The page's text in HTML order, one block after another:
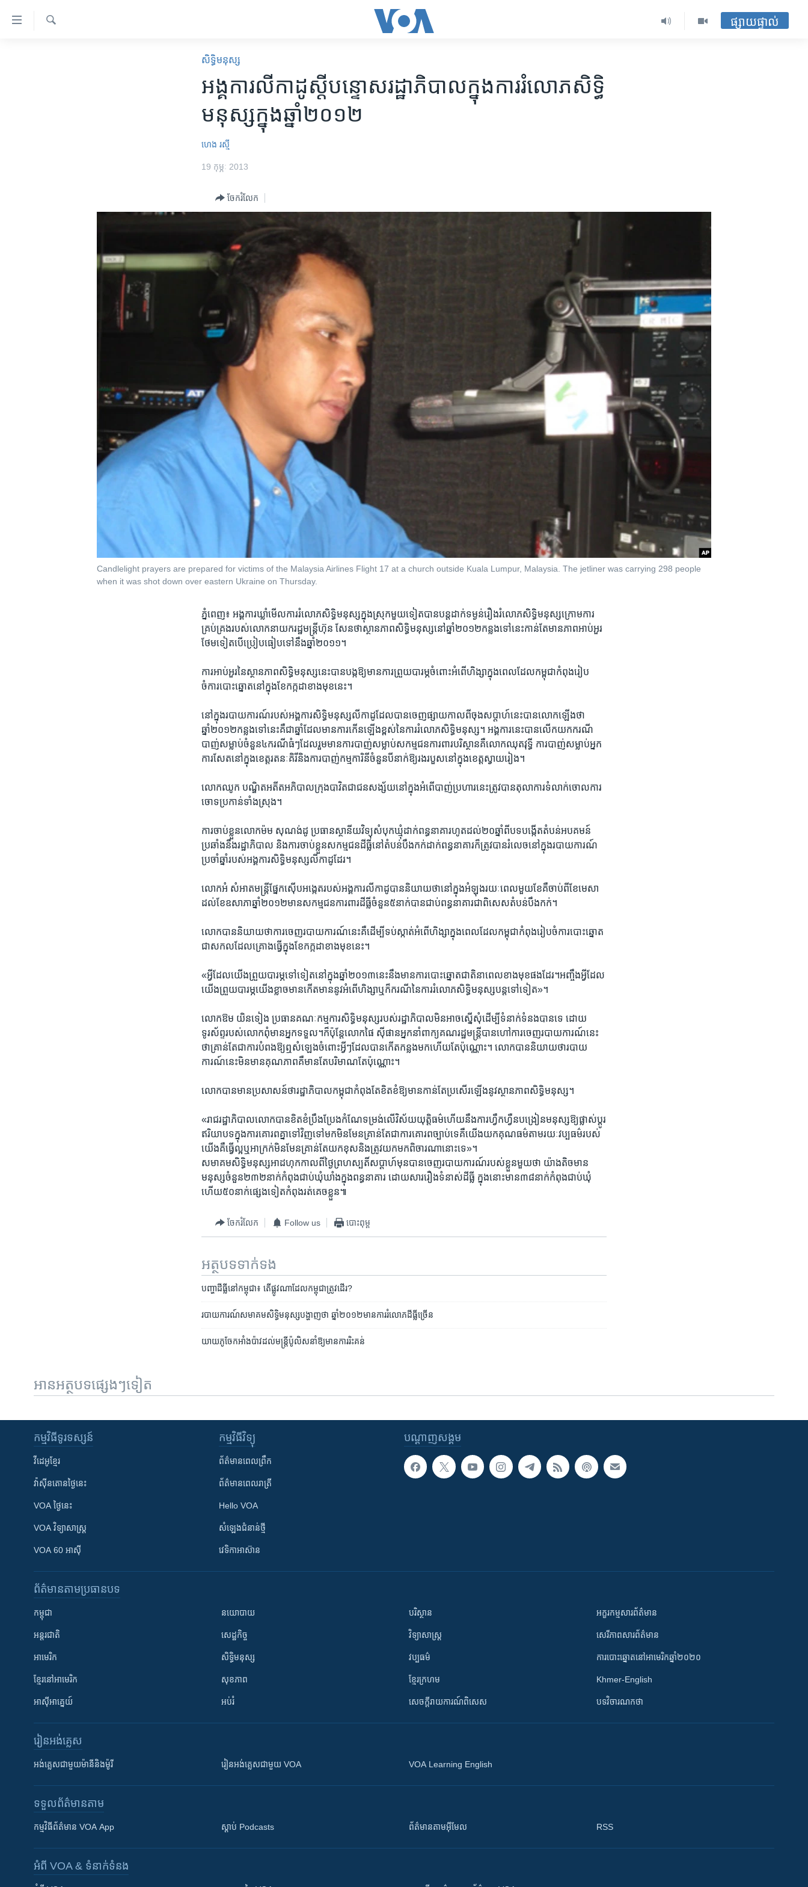
ទៅ​
ផ្សាយផ្ទាល់
សិទ្ធិ​មនុស្ស
អង្គការ​លីកាដូ​ស្តីបន្ទោស​រដ្ឋាភិបាល​ក្នុង​ការរំលោភសិទ្ធិ​
មនុស្ស​ក្នុង​ឆ្នាំ​២០១២
ហេង រស្មី
19 កុម្ភៈ 2013
ចែករំលែក
Candlelight prayers are prepared for victims of the Malaysia Airlines Flight 17 at a church outside Kuala Lumpur, Malaysia. The jetliner was carrying 298 people
when it was shot down over eastern Ukraine on Thursday.
ភ្នំពេញ៖​ អង្គការ​ឃ្លាំមើល​ការ​រំលោភ​សិទ្ធិមនុស្ស​ក្នុង​ស្រុក​មួយទៀត​បាន​បន្ត​ដាក់​ទម្ងន់​រឿង​រំលោភ​សិទ្ធិ​មនុស្ស​ក្រោម​ការ​
គ្រប់គ្រង​របស់​លោក​នាយក​រដ្ឋមន្ត្រី​ហ៊ុន សែន​ថា​ស្ថានភាព​សិទ្ធិមនុស្ស​នៅ​ឆ្នាំ​២០១២​កន្លង​ទៅ​នេះ​កាន់​តែ​មាន​ភាព​អាប់​អួរ​
ថែម​ទៀត​បើប្រៀប​ធៀប​ទៅ​នឹង​ឆ្នាំ​២០១១។​
ការ​អាប់​អួរ​នៃ​ស្ថាន​ភាព​សិទ្ធិ​មនុស្ស​នេះ​បាន​បង្ក​ឱ្យមាន​ការ​ព្រួយ​បារម្ភ​ចំពោះ​អំពើ​ហិង្សា​ក្នុងពេល​ដែល​កម្ពុជា​កំពុង​រៀប​
ចំការ​បោះឆ្នោត​នៅក្នុង​ខែ​កក្កដាខាង​មុខនេះ។​
នៅក្នុង​របាយការណ៍​របស់​អង្គការ​សិទ្ធិមនុស្ស​លីកាដូ​ដែល​បានចេញផ្សាយ​កាល​ពី​ចុង​សប្តាហ៍​នេះ​បាន​លោក​ឡើង​ថា​
ឆ្នាំ២០១២​កន្លង​ទៅនេះ​គឺជា​ឆ្នាំ​ដែល​មានការ​កើន​ឡើង​ខ្ពស់​នៃ​ការ​រំលោភ​សិទ្ធិ​មនុស្ស។ ​អង្គការ​នេះ​បាន​លើក​យក​ករណី​
បាញ់​សម្លាប់​ចំនួន​៤​ករណី​ធំៗ​ដែល​រួមមាន​ការ​បាញ់​សម្លាប់​សកម្មជន​ការ​ពារ​បរិស្ថាន​គឺលោក​ឈុត​វុទ្ធី ​ការបាញ់​សម្លាប់​អ្នក
ការ​សែត​នៅ​ក្នុង​ខេត្ត​រតនៈគិរី​និង​ការ​បាញ់​កម្មការិនី​ចំនួន​បី​នាក់​ឱ្យរង​របួស​នៅ​ក្នុង​ខេត្ត​ស្វាយរៀង​។
លោក​ឈូក បណ្ឌិត​អតីត​អភិបាល​ក្រុង​បាវិត​ជាជន​សង្ស័យ​នៅ​ក្នុង​អំពើ​បាញ់​ប្រហារ​នេះ​ត្រូវបាន​តុលាការ​ទំលាក់​ចោល​ការ​
ចោទ​ប្រកាន់​ទាំង​ស្រុង។​
ការ​ចាប់​ខ្លួន​លោក​ម៉ម សុណង់ដូ​ ប្រធាន​ស្ថានីយ​វិទ្យុ​សំបុក​ឃ្មុំ​ដាក់​ពន្ធនាគា​រហូត​ដល់​២០​ឆ្នាំ​ពី​បទ​បង្កើត​តំបន់​អបគមន៍​
ប្រឆាំង​នឹង​រដ្ឋាភិបាល​ និង​ការ​ចាប់​ខ្លួន​សកម្មជន​ដីធ្លី​នៅ​តំបន់​បឹង​កក់​ដាក់​ពន្ធនាគារ​ក៏​ត្រូវ​បាន​រំលេច​នៅ​ក្នុង​របាយការណ៍​
ប្រចាំឆ្នាំ​របស់​អង្គការ​សិទ្ធិមនុស្ស​លី​កាដូដែរ។​
លោក​អំ សំអាត​មន្ត្រី​ផ្នែក​ស៊ើប​អង្កេត​របស់​អង្គការ​លីកាដូ​បាន​និយាយ​ថា​នៅក្នុង​អំឡុង​រយៈពេល​មួយ​ខែគឺ​ចាប់​ពី​ខែ​មេសា​
ដល់​ខែឧសាភា​ឆ្នាំ​២០១២​មាន​សកម្មជន​ការពារ​ដីធ្លីចំនួន​៥នាក់​បានជាប់​ពន្ធនាគារ​ជាពិសេស​តំបន់​បឹងកក់។​
លោក​បាន​និយាយ​ថា​ការ​ចេញ​របាយការណ៍​នេះ​គឺដើម្បី​ទប់ស្កាត់​អំពើ​ហិង្សា​ក្នុង​ពេល​ដែល​កម្ពុជា​កំពុង​រៀប​ចំការ​បោះ​ឆ្នោត​
ជាសកល​ដែល​គ្រោង​ធ្វើ​ក្នុង​ខែកក្កដា​ខាង​មុខនេះ។​
«អ្វី​ដែល​យើង​ព្រួយ​បារម្ភ​ទៅទៀត​នៅ​ក្នុង​ឆ្នាំ​២០១៣​នេះ​នឹង​មាន​ការ​បោះ​ឆ្នោត​ជាតិ​នាពេល​ខាង​មុខផង​ដែរ​។​អញ្ចឹងអ្វី​ដែល​
យើង​ព្រួយ​បារម្ភ​យើង​ខ្លាច​មាន​កើត​មាន​នូវ​អំពើ​ហិង្សា​ឬ​ក៏​ករណី​នៃ​ការ​រំលោភ​សិទ្ធិ​មនុស្ស​បន្តទៅ​ទៀត»។​
លោក​ឱម យិនទៀង​ ប្រធាន​គណៈ​កម្មការ​សិទ្ធិ​មនុស្ស​របស់​រដ្ឋាភិបាល​មិន​អាច​ស្នើ​សុំ​ដើម្បី​ទំនាក់​ទំនង​បាន​ទេ​ ដោយ​
ទូរស័ព្ទ​របស់​លោក​ពុំមាន​អ្នក​ទទួល។​ក៏ប៉ុន្តែ​លោក​ផៃ ស៊ីផាន​អ្នក​នាំពាក្យ​គណ​រដ្ឋ​មន្ត្រី​បាន​ហៅ​ការ​ចេញ​របាយ​ការណ៍​នេះ​
ថា​គ្រាន់​តែ​ជា​ការ​បំពង​ឱ្យឮសំឡេង​ចំពោះអ្វីៗ​ដែល​បាន​កើត​កន្លង​មក​ហើយ​តែ​ប៉ុណ្ណោះ។ លោក​បាន​និយាយថា​របាយ
ការណ៍នេះ​មិនមាន​គុណភាព​គឺ​មាន​តែ​បរិមាណ​តែ​ប៉ុណ្ណោះ​។​
លោក​បាន​មានប្រសាសន៍ថា​រដ្ឋាភិបាល​កម្ពុជា​កំពុង​តែ​ខិតខំ​ឱ្យ​មាន​កាន់​តែ​ប្រសើរ​ឡើង​នូវ​ស្ថានភាព​សិទ្ធិ​មនុស្ស។​
«រាជរដ្ឋាភិបាល​លោក​បាន​ខិតខំ​ប្រឹង​ប្រែង​កំណែ​ទម្រង់​លើ​វិស័យ​យុត្តិធម៌​ហើយនឹង​ការ​ហ្វឹក​ហ្វឺន​បង្រៀន​មនុស្ស​ឱ្យផ្លាស់​ប្តូរ​
ឥរិយាបទ​ក្នុង​ការ​គោរព​គ្នា​ទៅវិញ​ទៅមក​មិន​មែន​គ្រាន់​តែជាការ​គោរព​ច្បាប់​ទេ​គឺយើង​យក​គុណធម៌​តាម​រយៈ​វប្បធម៌​របស់​
យើង​គឺ​ធ្វើ​ល្អឬ​អាក្រក់​មិន​មែន​គ្រាន់​តែ​យក​ខុសនិង​ត្រូវ​យក​មក​ពិចារណា​នោះទេ»។​
សមាគម​សិទ្ធិមនុស្ស​អាដហុក​កាលពី​ថ្ងៃ​ព្រហស្បតិ៍​សប្តាហ៍មុនបាន​ចេញ​របាយ​ការណ៍​របស់​ខ្លួន​មួយថា​ យ៉ាង​តិចមាន​
មនុស្ស​ចំនួន​២៣២​នាក់​កំពុង​ជាប់​ឃុំ​ឃាំង​ក្នុង​ពន្ធនាគារ ​ដោយ​សារ​រឿង​ទំនាស់​ដី​ធ្លី​ ក្នុង​នោះ​មាន​៣៨​នាក់​កំពុង​ជាប់​ឃុំ​
ហើយ​៥០​នាក់​ផ្សេង​ទៀត​កំពុង​រត់​គេច​ខ្លួន៕​
ចែករំលែក Follow us បោះពុម្ព
អត្ថបទ​ទាក់ទង
បញ្ហា​ដីធ្លី​នៅ​កម្ពុជា៖ តើ​ផ្លូវ​ណា​ដែល​កម្ពុជា​ត្រូវ​ដើរ?
របាយ​ការណ៍​សមាគម​សិទ្ធិ​មនុស្ស​បង្ហាញ​ថា ​ឆ្នាំ​២០១២​មាន​ការ​រំលោភដីធ្លី​ច្រើន​​
យាយភូ​ចែក​អាំង​ប៉ាវ​ដល់​មន្ត្រី​ប៉ូលិស​នាំ​ឱ្យ​មាន​ការរិះគន់​
អានអត្ថបទផ្សេងៗទៀត
បណ្តាញ​សង្គម
កម្មវិធី​ទូរទស្សន៍
វីដេអូ​ខ្មែរ
វ៉ាស៊ីនតោន​ថ្ងៃ​នេះ
VOA ថ្ងៃនេះ
VOA ​វិទ្យាសាស្ត្រ
VOA 60 អាស៊ី
កម្មវិធី​វិទ្យុ
ព័ត៌មាន​ពេល​ព្រឹក
ព័ត៌មាន​​ពេល​រាត្រី
Hello VOA
សំឡេង​ជំនាន់​ថ្មី
វេទិកា​អាស៊ាន
ព័ត៌មាន​តាមប្រធានបទ​
កម្ពុជា
អន្តរជាតិ
អាមេរិក
ខ្មែរ​នៅអាមេរិក
អាស៊ីអាគ្នេយ៍
នយោបាយ
សេដ្ឋកិច្ច
សិទ្ធិមនុស្ស
សុខភាព
អប់រំ
បរិស្ថាន
វិទ្យាសាស្រ្ត
វប្បធម៌
ខ្មែរក្រហម
សេចក្តីរាយការណ៍ពិសេស
អក្ខរកម្មសារព័ត៌មាន
សេរីភាពសារព័ត៌មាន
ការបោះឆ្នោតនៅអាមេរិកឆ្នាំ២០២០
Khmer-English
បទវិចារណកថា
រៀន​​អង់គ្លេស
អង់គ្លេស​ជាមួយ​ម៉ានី​និង​ម៉ូរី រៀន​​​​​​អង់គ្លេស​​ជាមួយ VOA VOA Learning English
ទទួល​ព័ត៌មាន​តាម
កម្មវិធី​ព័ត៌មាន VOA App ស្តាប់ Podcasts ព័ត៌មាន​តាម​អ៊ីមែល RSS
អំពី​ VOA & ទំនាក់ទំនង